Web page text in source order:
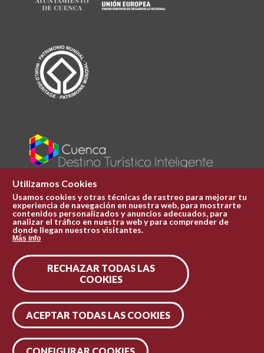
Plaza Mayor 1
969 241 051
ofi.turismo@cuenca.es
Síguenos en las redes
Utilizamos Cookies
Usamos cookies y otras técnicas de rastreo para mejorar tu
experiencia de navegación en nuestra web, para mostrarte
contenidos personalizados y anuncios adecuados, para
analizar el tráfico en nuestra web y para comprender de
donde llegan nuestros visitantes.
Más info
RECHAZAR TODAS LAS
COOKIES
ACEPTAR TODAS LAS COOKIES